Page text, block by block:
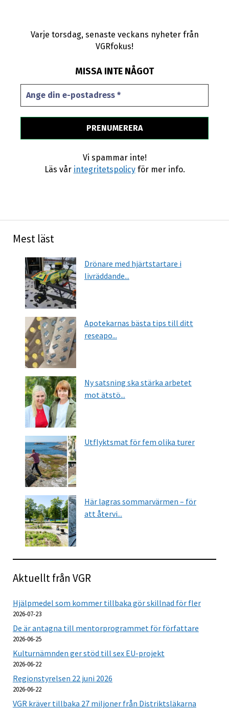
Varje torsdag, senaste veckans nyheter från
VGRfokus!
MISSA INTE NÅGOT
Vi spammar inte!
Läs vår integritetspolicyför mer info.
Mest läst
Drönare med hjärtstartare i
livräddande...
Apotekarnas bästa tips till ditt
reseapo...
Ny satsning ska stärka arbetet
mot ätstö...
Utflyktsmat för fem olika turer
Här lagras sommarvärmen – för
att återvi...
Aktuellt från VGR
Hjälpmedel som kommer tillbaka gör skillnad för fler
2026-07-23
De är antagna till mentorprogrammet för författare
2026-06-25
Kulturnämnden ger stöd till sex EU-projekt
2026-06-22
Regionstyrelsen 22 juni 2026
2026-06-22
VGR kräver tillbaka 27 miljoner från Distriktsläkarna